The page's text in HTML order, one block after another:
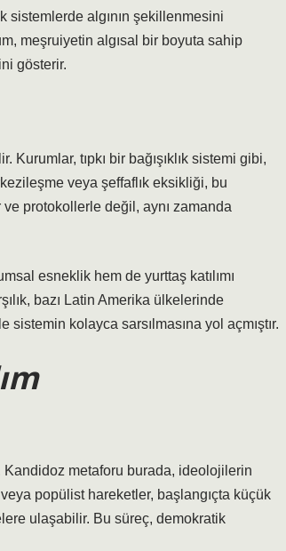
sistemlerde algının şekillenmesini
meşruiyetin algısal bir boyuta sahip
gösterir.
Kurumlar, tıpkı bir bağışıklık sistemi gibi,
veya şeffaflık eksikliği, bu
protokollerle değil, aynı zamanda
esneklik hem de yurttaş katılımı
bazı Latin Amerika ülkelerinde
kolayca sarsılmasına yol açmıştır.
Kandidoz metaforu burada, ideolojilerin
popülist hareketler, başlangıçta küçük
ulaşabilir. Bu süreç, demokratik